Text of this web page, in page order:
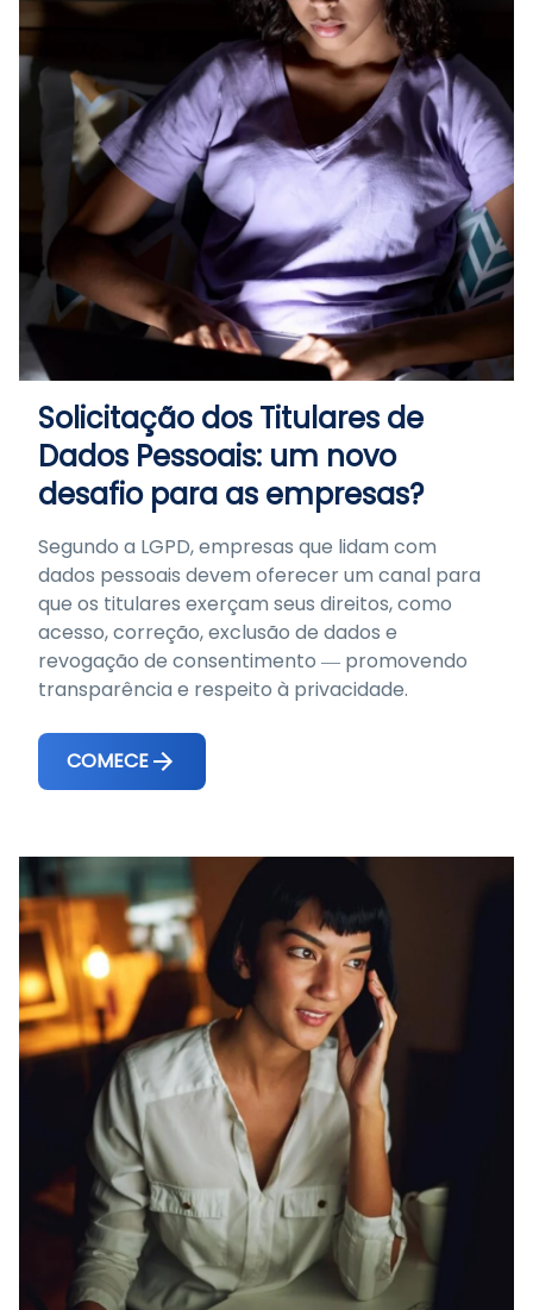
Solicitação dos Titulares de
Dados Pessoais: um novo
desafio para as empresas?
Segundo a LGPD, empresas que lidam com
dados pessoais devem oferecer um canal para
que os titulares exerçam seus direitos, como
acesso, correção, exclusão de dados e
revogação de consentimento — promovendo
transparência e respeito à privacidade.
COMECE